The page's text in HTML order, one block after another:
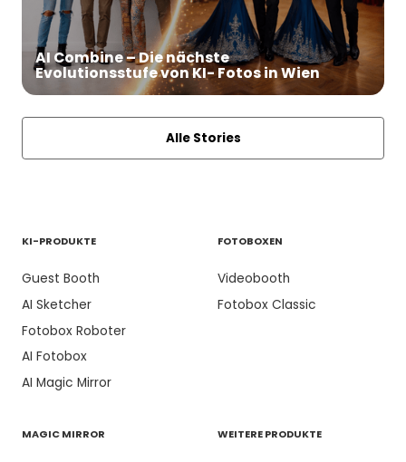
AI Combine – Die nächste
Evolutionsstufe von KI- Fotos in Wien
Alle Stories
KI-PRODUKTE
Guest Booth
AI Sketcher
Fotobox Roboter
AI Fotobox
AI Magic Mirror
FOTOBOXEN
Videobooth
Fotobox Classic
MAGIC MIRROR WEITERE PRODUKTE